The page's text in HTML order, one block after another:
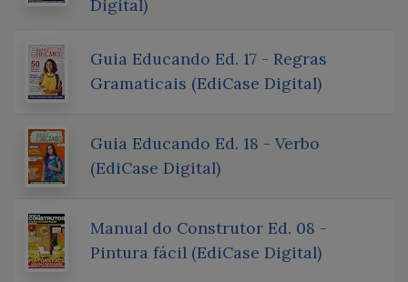
Digital)
Guia Educando Ed. 17 - Regras
Gramaticais (EdiCase Digital)
Guia Educando Ed. 18 - Verbo
(EdiCase Digital)
Manual do Construtor Ed. 08 -
Pintura fácil (EdiCase Digital)